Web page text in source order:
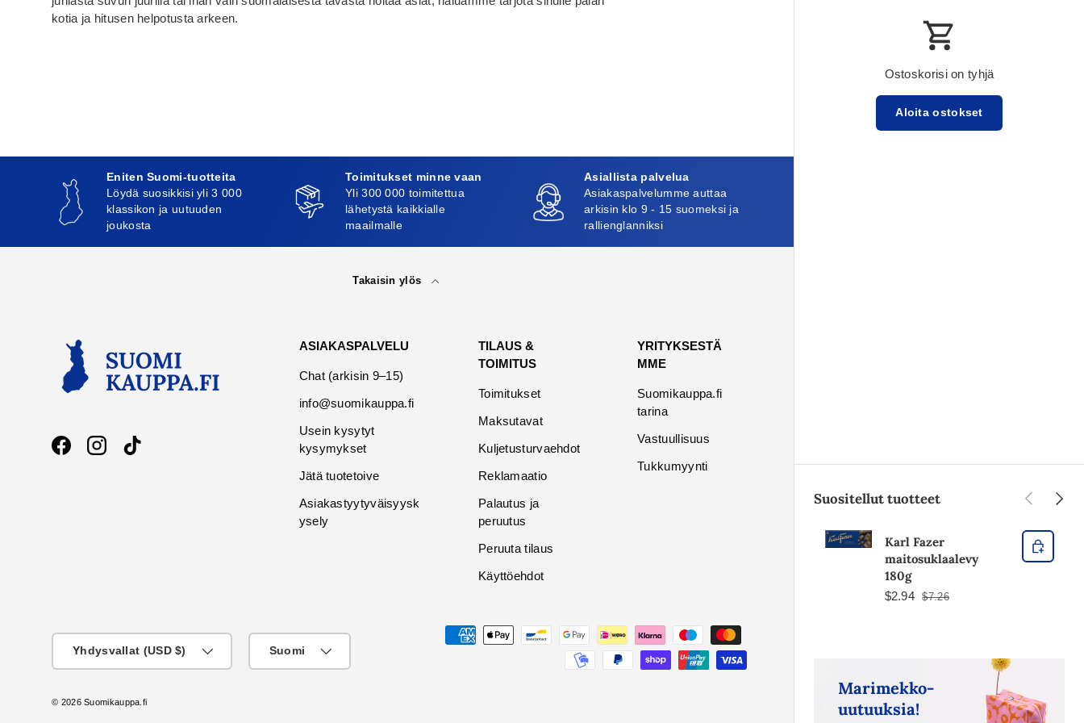
kotia ja hitusen helpotusta arkeen.
Ostoskorisi on tyhjä
Aloita ostokset
Suositellut tuotteet Edellinen
Karl Fazer
maitosuklaalevy
180g
$2.94 $7.26
Marimekko-
uutuuksia!
Eniten Suomi-tuotteita
Löydä suosikkisi yli 3 000
klassikon ja uutuuden
joukosta
Toimitukset minne vaan
Yli 300 000 toimitettua
lähetystä kaikkialle
maailmalle
Asiallista palvelua
Asiakaspalvelumme auttaa
arkisin klo 9 - 15 suomeksi ja
rallienglanniksi
Takaisin ylös
FacebookInstagramTikTok
ASIAKASPALVELU
Chat (arkisin 9–15)
info@suomikauppa.fi
Usein kysytyt
kysymykset
Jätä tuotetoive
Asiakastyytyväisyysk
ysely
TILAUS &
TOIMITUS
Toimitukset
Maksutavat
Kuljetusturvaehdot
Reklamaatio
Palautus ja
peruutus
Peruuta tilaus
Käyttöehdot
YRITYKSESTÄ
MME
Suomikauppa.fi
tarina
Vastuullisuus
Tukkumyynti
Maksutavat
Yhdysvallat (USD $)
Suomi
© 2026Suomikauppa.fi